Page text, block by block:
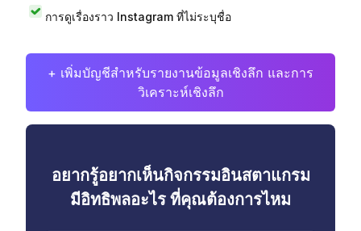
การดูเรื่องราว Instagram ที่ไม่ระบุชื่อ
+ เพิ่มบัญชีสำหรับรายงานข้อมูลเชิงลึก และการ
วิเคราะห์เชิงลึก
อยากรู้อยากเห็นกิจกรรมอินสตาแกรม
มีอิทธิพลอะไร ที่คุณต้องการไหม